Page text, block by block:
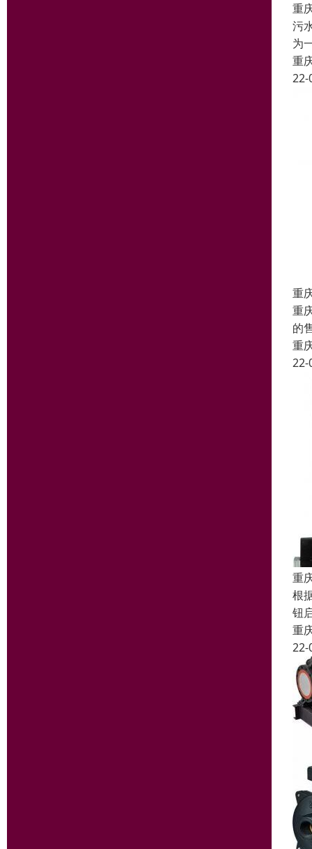
重
污
为
重
22-
重
重
的
重
22-
重
根
钮
重
22-